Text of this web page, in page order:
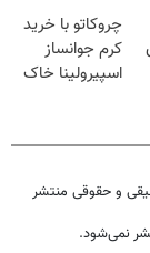
تخفیف ویژه
چروکاتو با خرید
کرم جوانساز
اسپیرولینا خاک
و حقوقی منتشر
نمی‌شود.